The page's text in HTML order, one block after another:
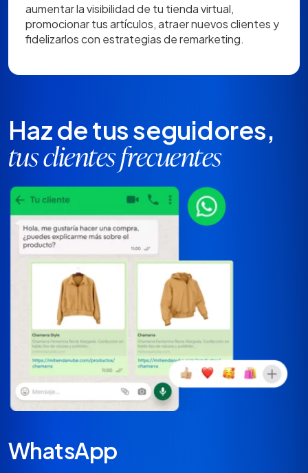
aumentar la visibilidad de tu tienda virtual,
promocionar tus artículos, atraer nuevos clientes y
fidelizarlos con estrategias de remarketing.
Haz de tus seguidores,
tus clientes frecuentes
WhatsApp